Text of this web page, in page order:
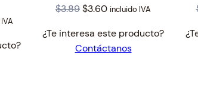
$3.89Original
was:
$3.89.
$3.60Current
is:
$3.60.
incluido IVA
¿Te interesa este producto?
Contáctanos